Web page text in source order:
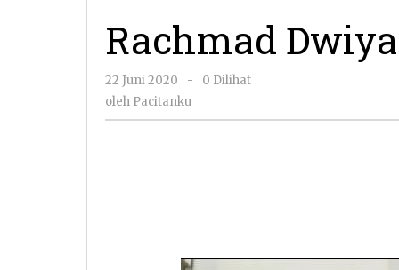
Rachmad
22 Juni 2020
oleh
Pacitanku
-
0 Dilihat
oleh Pacitanku